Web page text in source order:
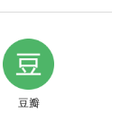
豆瓣